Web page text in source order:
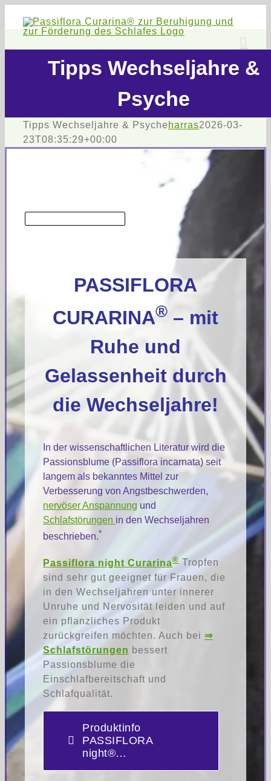
Inhalt
Tipps Wechseljahre &
Psyche
Tipps Wechseljahre & Psyche harras2026-03-
23T08:35:29+00:00
PASSIFLORA
CURARINA® – mit
Ruhe und
Gelassenheit durch
die Wechseljahre!
In der wissenschaftlichen Literatur wird die
Passionsblume (Passiflora incarnata) seit
langem als bekanntes Mittel zur
Verbesserung von Angstbeschwerden,
nervöser Anspannung und
Schlafstörungen in den Wechseljahren
beschrieben.*
Passiflora night Curarina® Tropfen
sind sehr gut geeignet für Frauen, die
in den Wechseljahren unter innerer
Unruhe und Nervosität leiden und auf
ein pflanzliches Produkt
zurückgreifen möchten. Auch bei ⇒
Schlafstörungen bessert
Passionsblume die
Einschlafbereitschaft und
Schlafqualität.
Produktinfo
PASSIFLORA
night®…